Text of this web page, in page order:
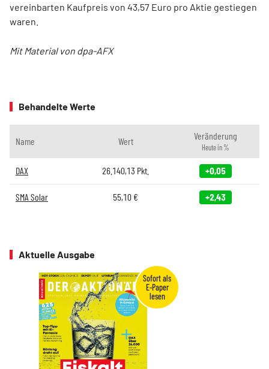
vereinbarten Kaufpreis von 43,57 Euro pro Aktie gestiegen
waren.
Mit Material von dpa-AFX
Behandelte Werte
Name Wert Veränderung
Heute in %
DAX 26.140,13 Pkt. +0,05
SMA Solar 55,10 € +2,43
Aktuelle Ausgabe